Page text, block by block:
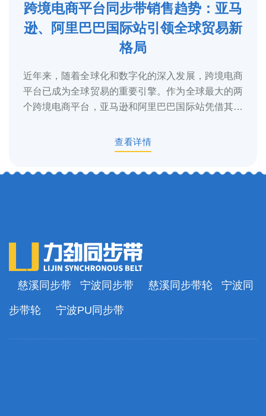
5
2025-3
跨境电商平台同步带销售趋势：亚马
逊、阿里巴巴国际站引领全球贸易新
格局
近年来，随着全球化和数字化的深入发展，跨境电商
平台已成为全球贸易的重要引擎。作为全球最大的两
个跨境电商平台，亚马逊和阿里巴巴国际站凭借其庞
查看详情
慈溪同步带 宁波同步带 慈溪同步带轮 宁波同
步带轮 宁波PU同步带